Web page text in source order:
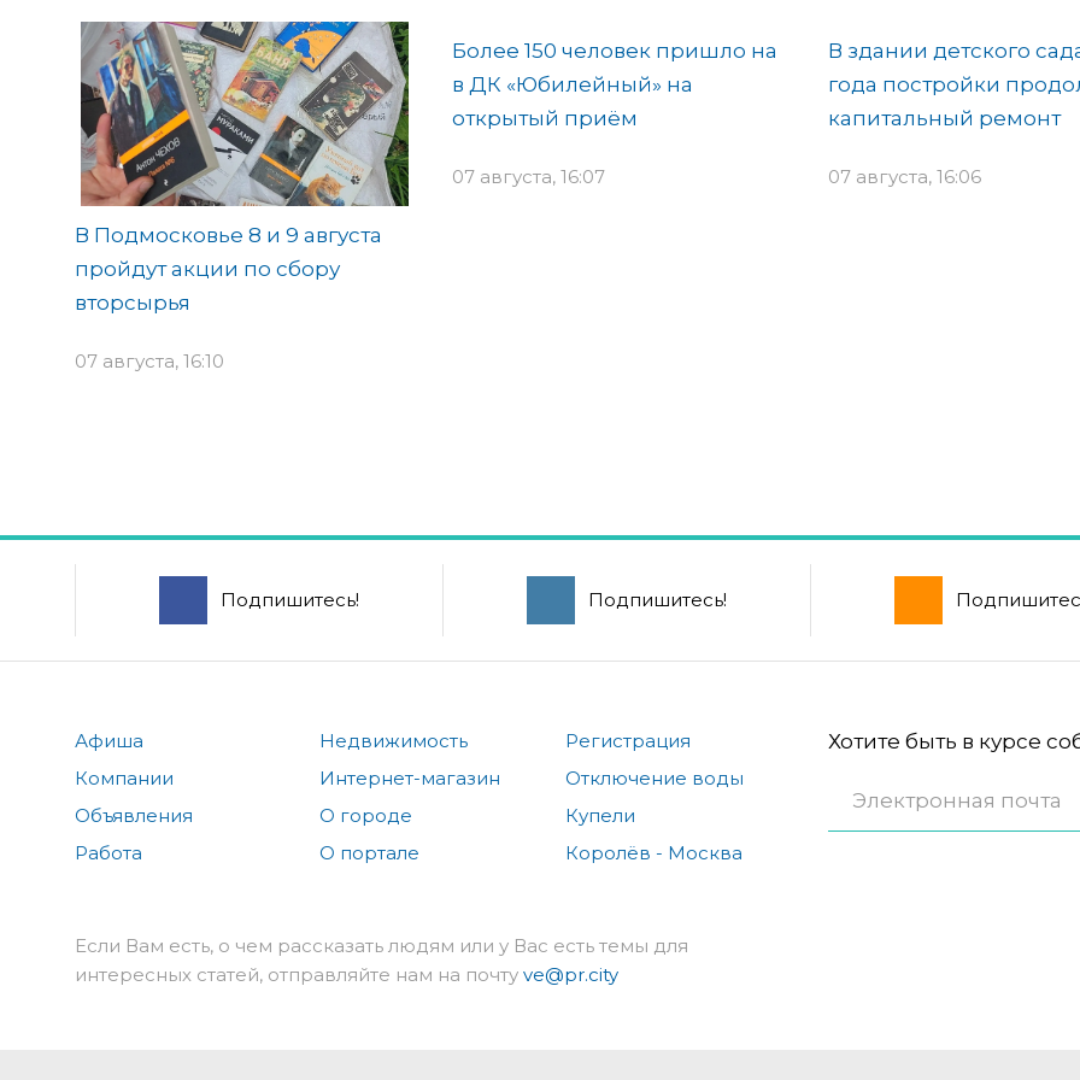
В Подмосковье 8 и 9 августа
пройдут акции по сбору
вторсырья
07 августа, 16:10
Более 150 человек пришло на
в ДК «Юбилейный» на
открытый приём
07 августа, 16:07
В здании детского
года постройки
капитальный ремонт
07 августа, 16:06
Подпишитесь! Подпишитесь!
Афиша
Компании
Объявления
Работа
Недвижимость
Интернет-магазин
О городе
О портале
Регистрация
Отключение воды
Купели
Королёв - Москва
Хотите быть в курсе
Если Вам есть, о чем рассказать людям или у Вас есть темы для
интересных статей, отправляйте нам на почту ve@pr.city